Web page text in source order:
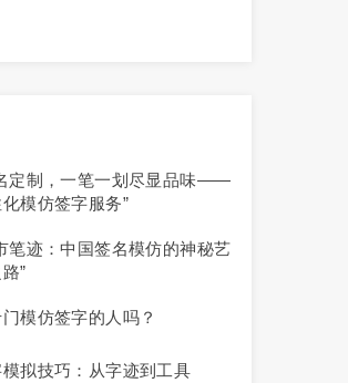
定制，一笔一划尽显品味——
模仿签字服务”
笔迹：中国签名模仿的神秘艺
”
模仿签字的人吗？
拟技巧：从字迹到工具